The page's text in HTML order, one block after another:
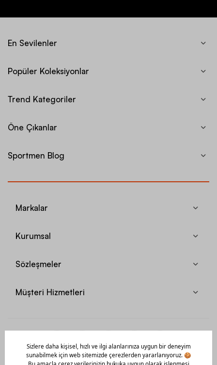
En Sevilenler
Popüler Koleksiyonlar
Trend Kategoriler
Öne Çıkanlar
Sportmen Blog
Markalar
Kurumsal
Sözleşmeler
Müşteri Hizmetleri